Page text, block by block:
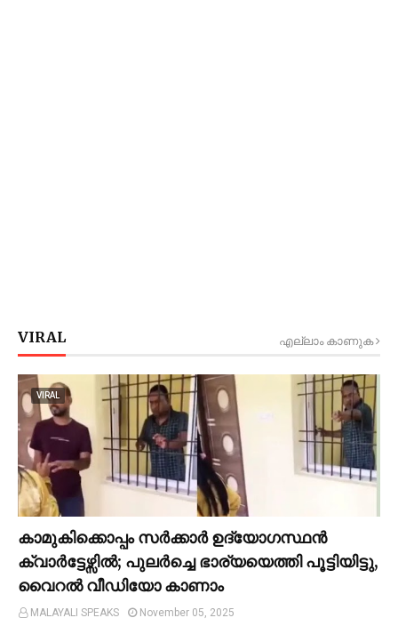
VIRAL എല്ലാം കാണുക
VIRAL
കാമുകിക്കൊപ്പം സര്‍ക്കാര്‍ ഉദ്യോഗസ്ഥൻ
ക്വാര്‍ട്ടേഴ്സില്‍; പുലര്‍ച്ചെ ഭാര്യയെത്തി പൂട്ടിയിട്ടു,
വൈറല്‍ വീഡിയോ കാണാം
MALAYALI SPEAKS November 05, 2025